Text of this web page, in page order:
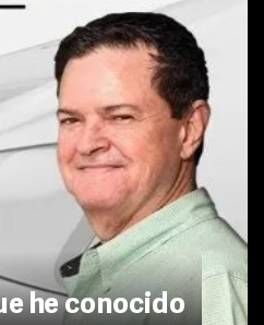
he conocido